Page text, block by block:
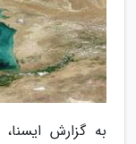
به گزارش